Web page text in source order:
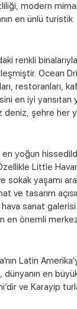
modern
en ünlü turistik
renkli
Ocean
restoranları,
en iyi yansıtan
deniz, şehre her
yoğun
Little
yaşamı
ve tasarım
hava sanat
en önemli
Latin
dünyanın en
ve Karayip